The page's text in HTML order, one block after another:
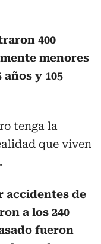
400
menores
años y 105
tenga la
que viven
accidentes de
a los 240
fueron